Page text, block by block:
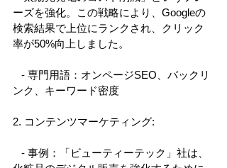
ーズを強化。この戦略により、Googleの
検索結果で上位にランクされ、クリック
率が50%向上しました。
- 専門用語：オンページSEO、バックリ
ンク、キーワード密度
2. コンテンツマーケティング:
- 事例：「ビューティーテック」社は、